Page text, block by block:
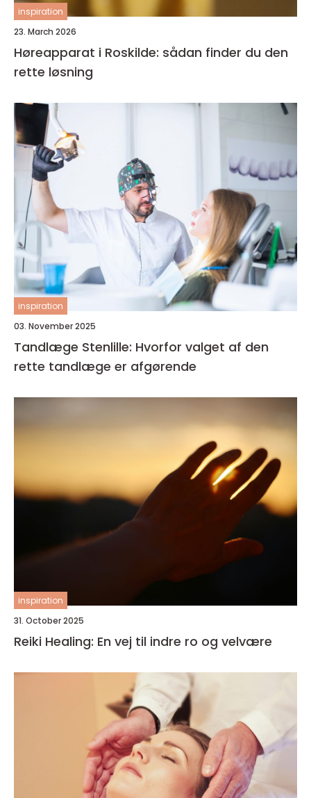
inspiration
23. March 2026
Høreapparat i Roskilde: sådan finder du den
rette løsning
inspiration
03. November 2025
Tandlæge Stenlille: Hvorfor valget af den
rette tandlæge er afgørende
inspiration
31. October 2025
Reiki Healing: En vej til indre ro og velvære